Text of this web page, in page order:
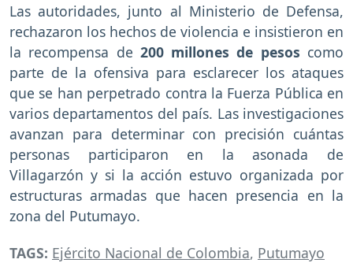
Las autoridades, junto al Ministerio de Defensa,
rechazaron los hechos de violencia e insistieron en
la recompensa de 200 millones de pesos como
parte de la ofensiva para esclarecer los ataques
que se han perpetrado contra la Fuerza Pública en
varios departamentos del país. Las investigaciones
avanzan para determinar con precisión cuántas
personas participaron en la asonada de
Villagarzón y si la acción estuvo organizada por
estructuras armadas que hacen presencia en la
zona del Putumayo.
TAGS: Ejército Nacional de Colombia, Putumayo